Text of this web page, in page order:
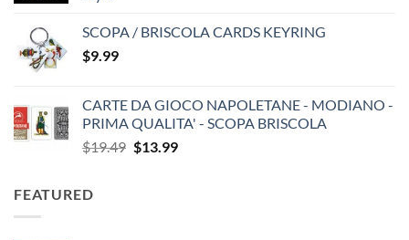
SCOPA / BRISCOLA CARDS KEYRING
$9.99
CARTE DA GIOCO NAPOLETANE - MODIANO -
PRIMA QUALITA' - SCOPA BRISCOLA
$19.49 Original
$13.99Current
FEATURED